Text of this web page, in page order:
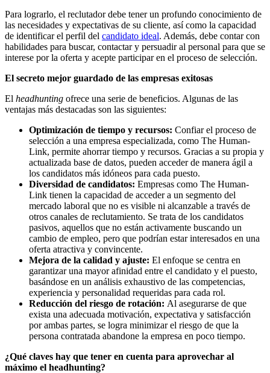
Para lograrlo, el reclutador debe tener un profundo conocimiento de
las necesidades y expectativas de su cliente, así como la capacidad
de identificar el perfil del candidato ideal. Además, debe contar con
habilidades para buscar, contactar y persuadir al personal para que se
interese por la oferta y acepte participar en el proceso de selección.
El secreto mejor guardado de las empresas exitosas
El headhunting ofrece una serie de beneficios. Algunas de las
ventajas más destacadas son las siguientes:
Optimización de tiempo y recursos: Confiar el proceso de
selección a una empresa especializada, como The Human-
Link, permite ahorrar tiempo y recursos. Gracias a su propia y
actualizada base de datos, pueden acceder de manera ágil a
los candidatos más idóneos para cada puesto.
Diversidad de candidatos: Empresas como The Human-
Link tienen la capacidad de acceder a un segmento del
mercado laboral que no es visible ni alcanzable a través de
otros canales de reclutamiento. Se trata de los candidatos
pasivos, aquellos que no están activamente buscando un
cambio de empleo, pero que podrían estar interesados en una
oferta atractiva y convincente.
Mejora de la calidad y ajuste: El enfoque se centra en
garantizar una mayor afinidad entre el candidato y el puesto,
basándose en un análisis exhaustivo de las competencias,
experiencia y personalidad requeridas para cada rol.
Reducción del riesgo de rotación: Al asegurarse de que
exista una adecuada motivación, expectativa y satisfacción
por ambas partes, se logra minimizar el riesgo de que la
persona contratada abandone la empresa en poco tiempo.
¿Qué claves hay que tener en cuenta para aprovechar al
máximo el headhunting?